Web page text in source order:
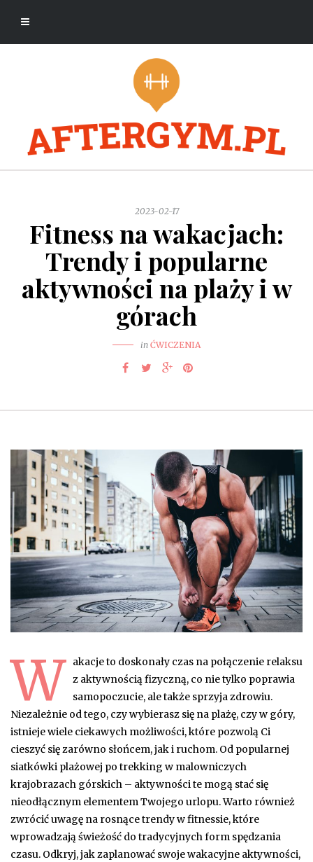
2023-02-17
Fitness na wakacjach:
Trendy i popularne
aktywności na plaży i w
górach
in ĆWICZENIA
W
akacje to doskonały czas na połączenie relaksu
z aktywnością fizyczną, co nie tylko poprawia
samopoczucie, ale także sprzyja zdrowiu.
Niezależnie od tego, czy wybierasz się na plażę, czy w góry,
istnieje wiele ciekawych możliwości, które pozwolą Ci
cieszyć się zarówno słońcem, jak i ruchom. Od popularnej
siatkówki plażowej po trekking w malowniczych
krajobrazach górskich – aktywności te mogą stać się
nieodłącznym elementem Twojego urlopu. Warto również
zwrócić uwagę na rosnące trendy w fitnessie, które
wprowadzają świeżość do tradycyjnych form spędzania
czasu. Odkryj, jak zaplanować swoje wakacyjne aktywności,